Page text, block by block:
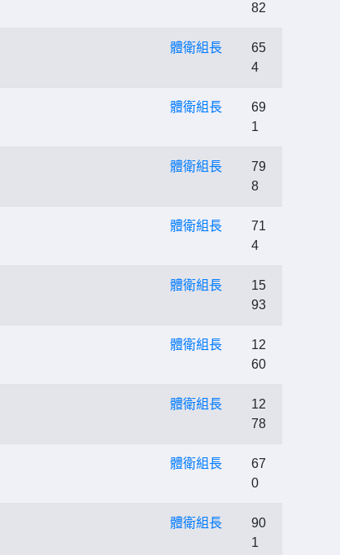
82
體衛組長
65
4
體衛組長
69
1
體衛組長
79
8
體衛組長
71
4
體衛組長
15
93
體衛組長
12
60
體衛組長
12
78
體衛組長
67
0
體衛組長
90
1